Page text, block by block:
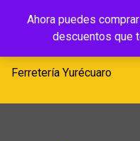
Ahora puedes
descuentos que
Ferretería
Yurécuaro
Ferretería Yurécuaro